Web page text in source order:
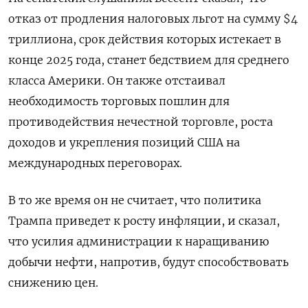
отказ от продления налоговых льгот на сумму $4
триллиона, срок действия которых истекает в
конце 2025 года, станет бедствием для среднего
класса Америки. Он также отстаивал
необходимость торговых пошлин для
противодействия нечестной торговле, роста
доходов и укрепления позиций США на
международных переговорах.
В то же время он не считает, что политика
Трампа приведет к росту инфляции, и сказал,
что усилия администрации к наращиванию
добычи нефти, напротив, будут способствовать
снижению цен.